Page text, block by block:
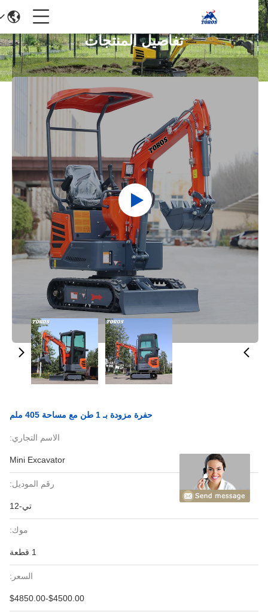
تفاصيل المنتجات
حفرة مزودة بـ 1 طن مع مساحة 405 ملم
الاسم التجاري:
Mini Excavator
رقم الموديل:
تي-12
موك:
السعر:
$4500.00-$4850.00